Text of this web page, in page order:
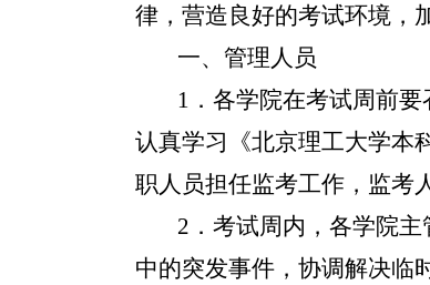
律，营造良好的考试环境，
一、管理人员
1 ．各学院在考试周前
认真学习《北京理工大学本
职人员担任监考工作，监考
2 ．考试周内，各学院
中的突发事件，协调解决临